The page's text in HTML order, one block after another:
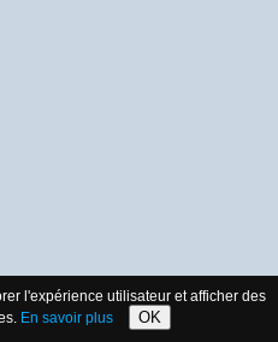
l'expérience utilisateur et afficher des
En savoir plus OK